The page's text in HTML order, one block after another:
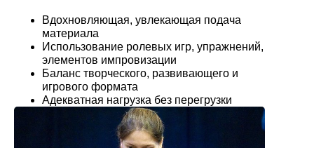
Вдохновляющая, увлекающая подача
материала
Использование ролевых игр, упражнений,
элементов импровизации
Баланс творческого, развивающего и
игрового формата
Адекватная нагрузка без перегрузки